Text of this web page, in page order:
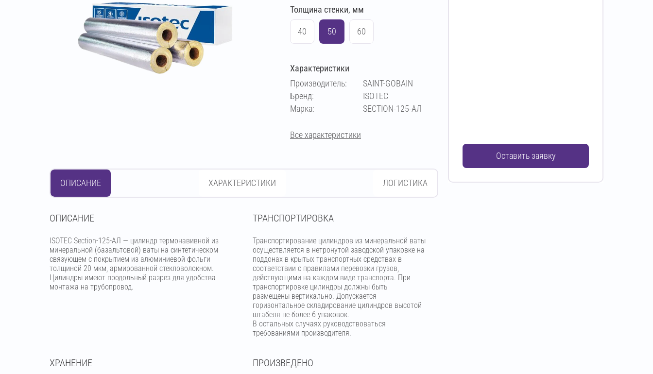
83 89 102
133 140
169 194
76
Толщина стенки, мм
40 50 60
Характеристики
Производитель:
SAINT-GOBAIN
Бренд:
ISOTEC
Марка:
SECTION-125-АЛ
Все характеристики
ОПИСАНИЕ ХАРАКТЕРИСТИКИ ЛОГИСТИКА
OПИСАНИЕ
ISOTEC Section-125-АЛ — цилиндр термонавивной из
минеральной (базальтовой) ваты на синтетическом
связующем с покрытием из алюминиевой фольги
толщиной 20 мкм, армированной стекловолокном.
Цилиндры имеют продольный разрез для удобства
монтажа на трубопровод.
ТРАНСПОРТИРОВКА
Транспортирование цилиндров из минеральной ваты
осуществляется в нетронутой заводской упаковке на
поддонах в крытых транспортных средствах в
соответствии с правилами перевозки грузов,
действующими на каждом виде транспорта. При
транспортировке цилиндры должны быть
размещены вертикально. Допускается
горизонтальное складирование цилиндров высотой
штабеля не более 6 упаковок.
В остальных случаях руководствоваться
требованиями производителя.
ХРАНЕНИЕ ПРОИЗВЕДЕНО
Оставить заявку